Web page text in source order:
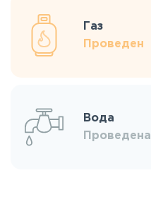
Газ
Проведен
Вода
Проведена